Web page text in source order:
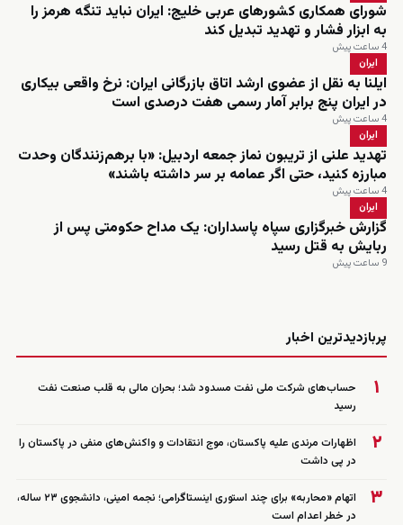
شورای همکاری کشورهای عربی خلیج: ایران نباید تنگه هرمز را
به ابزار فشار و تهدید تبدیل کند
4 ساعت پیش
ایران
ایلنا به نقل از عضوی ارشد اتاق بازرگانی ایران: نرخ واقعی بیکاری
در ایران پنج برابر آمار رسمی هفت درصدی است
4 ساعت پیش
ایران
تهدید علنی از تریبون نماز جمعه اردبیل: «با برهم‌زنندگان وحدت
مبارزه کنید، حتی اگر عمامه بر سر داشته باشند»
4 ساعت پیش
ایران
گزارش خبرگزاری سپاه پاسداران: یک مداح حکومتی پس از
ربایش به قتل رسید
9 ساعت پیش
پربازدیدترین اخبار
۱
حساب‌های شرکت ملی نفت مسدود شد؛ بحران مالی به قلب صنعت نفت
رسید
۲
اظهارات مرندی علیه پاکستان، موج انتقادات و واکنش‌های منفی در پاکستان را
در پی داشت
۳
اتهام «محاربه» برای چند استوری اینستاگرامی؛ نجمه امینی، دانشجوی ۲۳ ساله،
در خطر اعدام است